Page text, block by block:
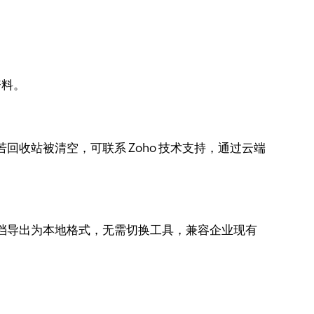
。
收站被清空，可联系 Zoho 技术支持，通过云端
出为本地格式，无需切换工具，兼容企业现有